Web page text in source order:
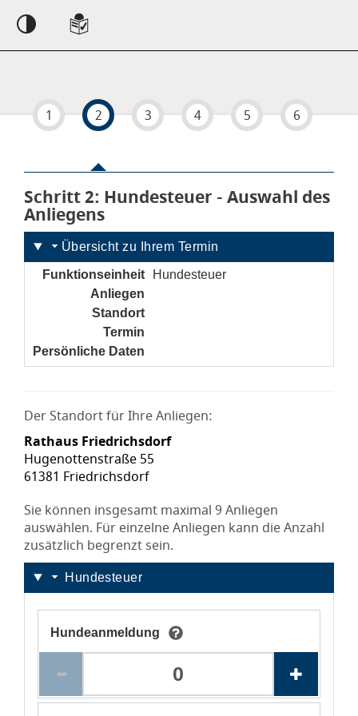
1 2 3 4 5 6
Schritt 2von 6
: Hundesteuer - Auswahl des
Anliegens
Übersicht zu Ihrem Termin
Funktionseinheit
Hundesteuer
Anliegen
Standort
Termin
Persönliche Daten
Der Standort für Ihre Anliegen:
Rathaus Friedrichsdorf
Hugenottenstraße 55
61381 Friedrichsdorf
Sie können insgesamt maximal 9 Anliegen
auswählen. Für einzelne Anliegen kann die Anzahl
zusätzlich begrenzt sein.
Hundesteuer
Hundeanmeldung
Tooltip Sie können dieses Anliegen maximal 9 Mal
Den Weiter-Schalter der Seite anspringen